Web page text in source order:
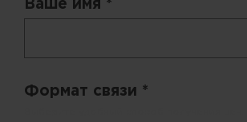
Ваше имя *
Формат связи *